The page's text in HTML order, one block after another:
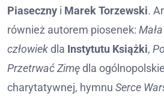
Piaseczny i Marek Torzewski.
również autorem piosenek:
człowiekdla Instytutu Książki,
Przetrwać Zimędla
charytatywnej, hymnu Serce